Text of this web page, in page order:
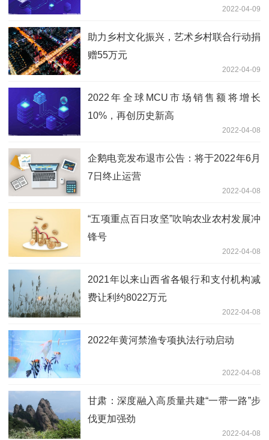
2022-04-09
助力乡村文化振兴，艺术乡村联合行动捐
赠55万元
2022-04-09
2022年全球MCU市场销售额将增长
10%，再创历史新高
2022-04-08
企鹅电竞发布退市公告：将于2022年6月
7日终止运营
2022-04-08
“五项重点百日攻坚”吹响农业农村发展冲
锋号
2022-04-08
2021年以来山西省各银行和支付机构减
费让利约8022万元
2022-04-08
2022年黄河禁渔专项执法行动启动
2022-04-08
甘肃：深度融入高质量共建“一带一路”步
伐更加强劲
2022-04-08